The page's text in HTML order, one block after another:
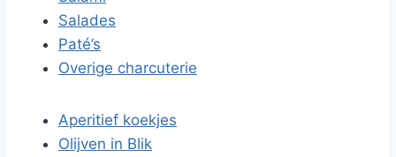
Salades
Paté’s
Overige charcuterie
Aperitief koekjes
Olijven in Blik